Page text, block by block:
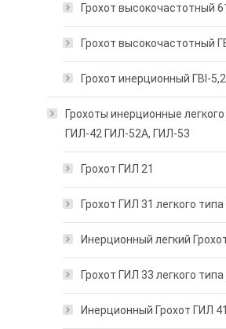
Грохот высокочастотный
Грохот высокочастотный
Грохот инерционный ГВI-
Грохоты инерционные
ГИЛ-42 ГИЛ-52А, ГИЛ-53
Грохот ГИЛ 21
Грохот ГИЛ 31 легкого типа
Инерционный легкий
Грохот ГИЛ 33 легкого типа
Инерционный Грохот ГИЛ 41